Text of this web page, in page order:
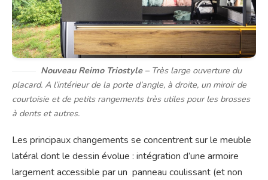
Nouveau Reimo Triostyle – Très large ouverture du
placard. A l’intérieur de la porte d’angle, à droite, un miroir de
courtoisie et de petits rangements très utiles pour les brosses
à dents et autres.
Les principaux changements se concentrent sur le meuble
latéral dont le dessin évolue : intégration d’une armoire
largement accessible par un panneau coulissant (et non